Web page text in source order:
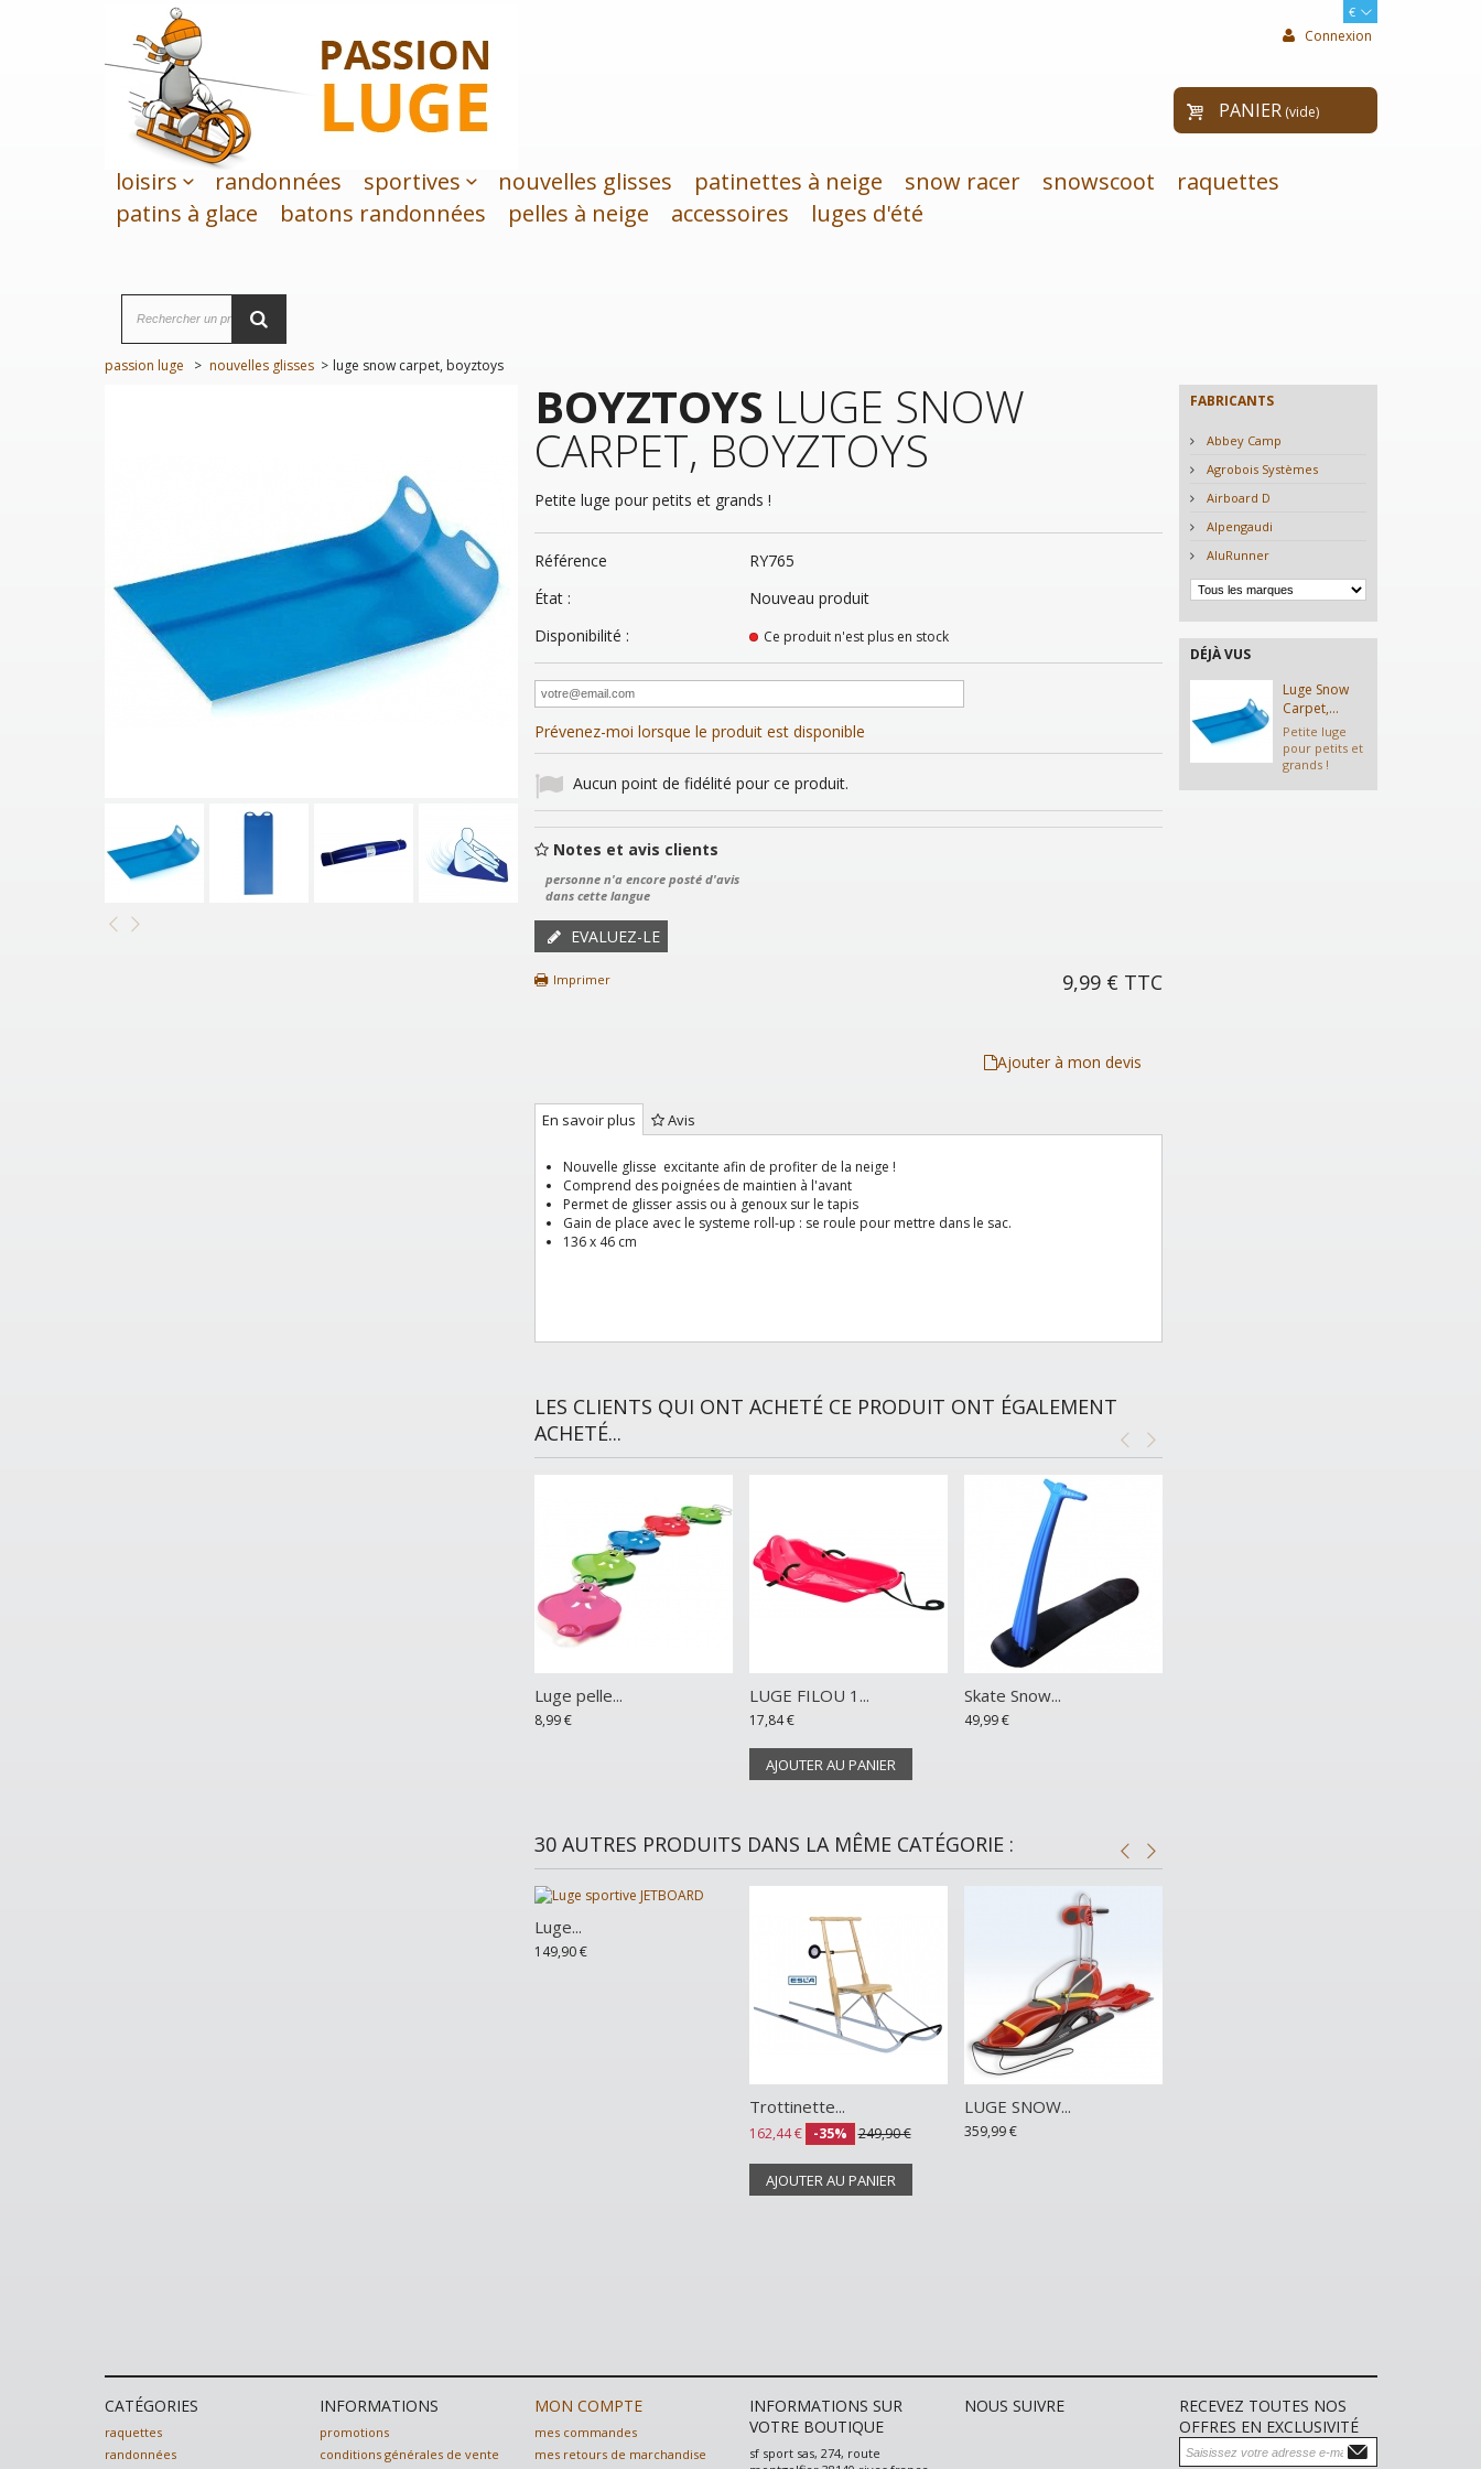
€
Connexion
PANIER (vide)
loisirs randonnées sportives nouvelles glisses patinettes à neige snow racer snowscoot
raquettes
patins à glace
batons randonnées pelles à neige accessoires luges d'été
passion luge > nouvelles glisses > luge snow carpet, boyztoys
BOYZTOYS LUGE SNOW
CARPET, BOYZTOYS
Petite luge pour petits et grands !
Référence
RY765
État :
Nouveau produit
Disponibilité :
Ce produit n'est plus en stock
Prévenez-moi lorsque le produit est disponible
Aucun point de fidélité pour ce produit.
Notes et avis clients
personne n'a encore posté d'avis
dans cette langue
EVALUEZ-LE
Imprimer 9,99 € TTC
Ajouter à mon devis
En savoir plus Avis
Nouvelle glisse excitante afin de profiter de la neige !
Comprend des poignées de maintien à l'avant
Permet de glisser assis ou à genoux sur le tapis
Gain de place avec le systeme roll-up : se roule pour mettre dans le sac.
136 x 46 cm
LES CLIENTS QUI ONT ACHETÉ CE PRODUIT ONT ÉGALEMENT
ACHETÉ...
Luge pelle...
8,99 €
LUGE FILOU 1...
17,84 €
AJOUTER AU PANIER
Skate Snow...
49,99 €
30 AUTRES PRODUITS DANS LA MÊME CATÉGORIE :
Luge...
149,90 €
Trottinette...
162,44 € -35% 249,90 €
AJOUTER AU PANIER
LUGE SNOW...
359,99 €
FABRICANTS
Abbey Camp
Agrobois Systèmes
Airboard D
Alpengaudi
AluRunner
DÉJÀ VUS
Luge Snow
Carpet,...
Petite luge
pour petits et
grands !
RECEVEZ TOUTES NOS
OFFRES EN EXCLUSIVITÉ
CATÉGORIES
raquettes
randonnées
INFORMATIONS
promotions
conditions générales de vente
MON COMPTE
mes commandes
mes retours de marchandise
INFORMATIONS SUR
VOTRE BOUTIQUE
sf sport sas, 274, route
NOUS SUIVRE